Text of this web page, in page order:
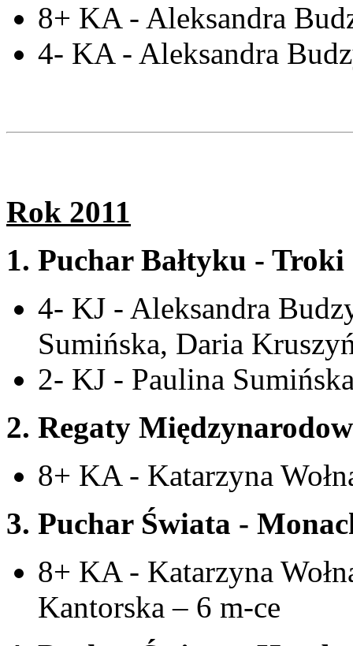
8+ KA - Aleksandra
4- KA - Aleksandra
Rok 2011
1. Puchar Bałtyku -
4- KJ - Aleksandra
Sumińska, Daria
2- KJ - Paulina
2. Regaty
8+ KA - Katarzyna
3. Puchar Świata -
8+ KA - Katarzyna
Kantorska – 6 m-ce